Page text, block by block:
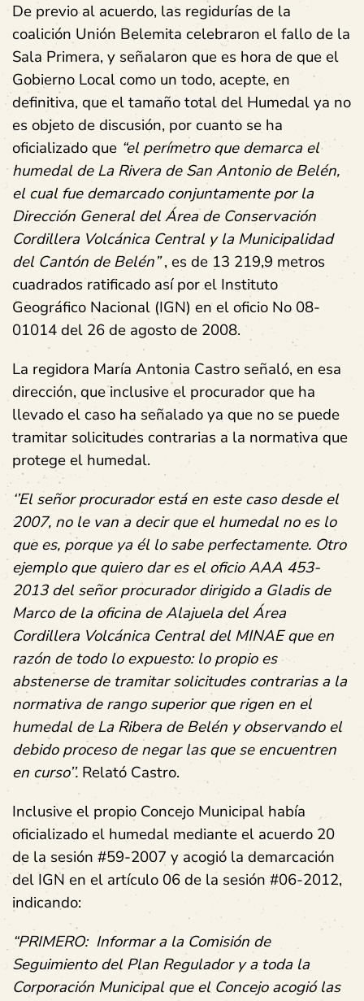
De previo al acuerdo, las regidurías de la
coalición Unión Belemita celebraron el fallo de la
Sala Primera, y señalaron que es hora de que el
Gobierno Local como un todo, acepte, en
definitiva, que el tamaño total del Humedal ya no
es objeto de discusión, por cuanto se ha
oficializado que “el perímetro que demarca el
humedal de La Rivera de San Antonio de Belén,
el cual fue demarcado conjuntamente por la
Dirección General del Área de Conservación
Cordillera Volcánica Central y la Municipalidad
del Cantón de Belén”, es de 13 219,9 metros
cuadrados ratificado así por el Instituto
Geográfico Nacional (IGN) en el oficio No 08-
01014 del 26 de agosto de 2008.
La regidora María Antonia Castro señaló, en esa
dirección, que inclusive el procurador que ha
llevado el caso ha señalado ya que no se puede
tramitar solicitudes contrarias a la normativa que
protege el humedal.
‘’El señor procurador está en este caso desde el
2007, no le van a decir que el humedal no es lo
que es, porque ya él lo sabe perfectamente. Otro
ejemplo que quiero dar es el oficio AAA 453-
2013 del señor procurador dirigido a Gladis de
Marco de la oficina de Alajuela del Área
Cordillera Volcánica Central del MINAE que en
razón de todo lo expuesto: lo propio es
abstenerse de tramitar solicitudes contrarias a la
normativa de rango superior que rigen en el
humedal de La Ribera de Belén y observando el
debido proceso de negar las que se encuentren
en curso’’. Relató Castro.
Inclusive el propio Concejo Municipal había
oficializado el humedal mediante el acuerdo 20
de la sesión #59-2007 y acogió la demarcación
del IGN en el artículo 06 de la sesión #06-2012,
indicando:
“PRIMERO: Informar a la Comisión de
Seguimiento del Plan Regulador y a toda la
Corporación Municipal que el Concejo acogió las